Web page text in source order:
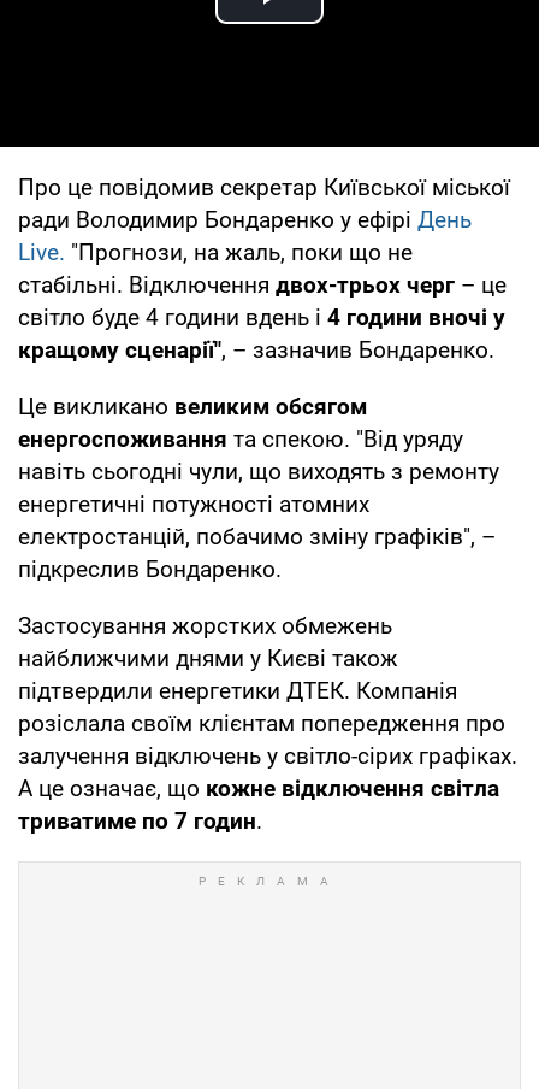
Play Video
Про це повідомив секретар Київської міської
ради Володимир Бондаренко у ефірі День
Live. "Прогнози, на жаль, поки що не
стабільні. Відключення двох-трьох черг – це
світло буде 4 години вдень і 4 години вночі у
кращому сценарії", – зазначив Бондаренко.
Це викликано великим обсягом
енергоспоживання та спекою. "Від уряду
навіть сьогодні чули, що виходять з ремонту
енергетичні потужності атомних
електростанцій, побачимо зміну графіків", –
підкреслив Бондаренко.
Застосування жорстких обмежень
найближчими днями у Києві також
підтвердили енергетики ДТЕК. Компанія
розіслала своїм клієнтам попередження про
залучення відключень у світло-сірих графіках.
А це означає, що кожне відключення світла
триватиме по 7 годин.